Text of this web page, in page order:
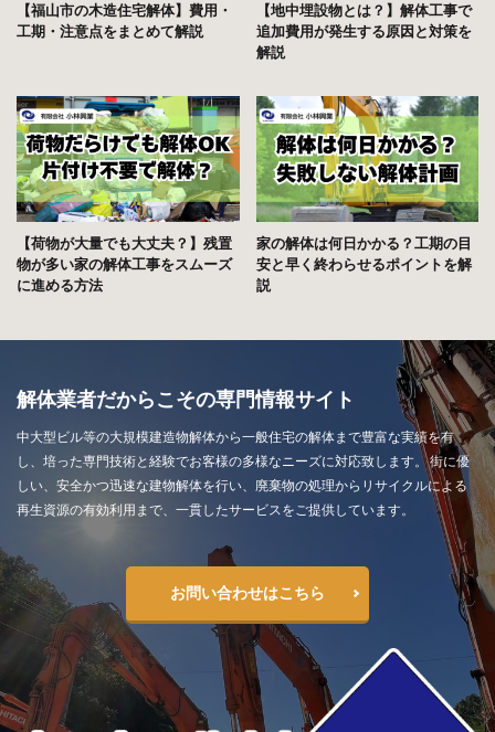
【福山市の木造住宅解体】費用・
工期・注意点をまとめて解説
【地中埋設物とは？】解体工事で
追加費用が発生する原因と対策を
解説
【荷物が大量でも大丈夫？】残置
物が多い家の解体工事をスムーズ
に進める方法
家の解体は何日かかる？工期の目
安と早く終わらせるポイントを解
説
解体業者だからこその専門情報サイト
中大型ビル等の大規模建造物解体から一般住宅の解体まで豊富な実績を有
し、培った専門技術と経験でお客様の多様なニーズに対応致します。 街に優
しい、安全かつ迅速な建物解体を行い、廃棄物の処理からリサイクルによる
再生資源の有効利用まで、一貫したサービスをご提供しています。
お問い合わせはこちら